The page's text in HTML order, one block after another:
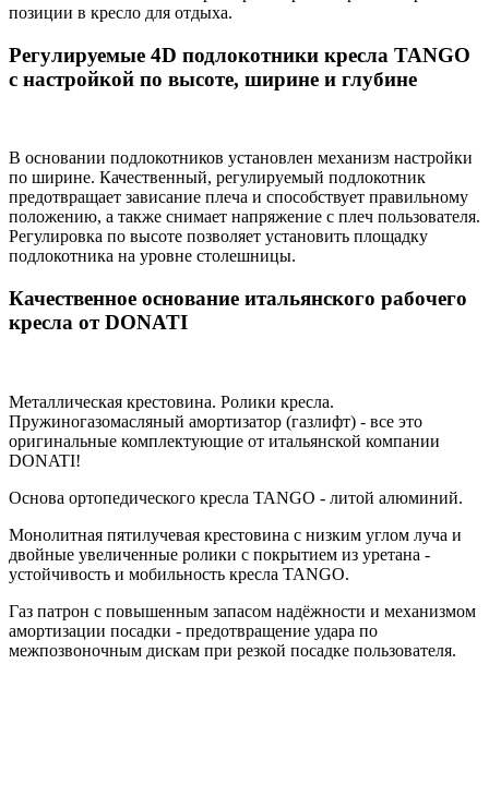
позиции в кресло для отдыха.
Регулируемые 4D подлокотники кресла TANGO
с настройкой по высоте, ширине и глубине
В основании подлокотников установлен механизм настройки
по ширине. Качественный, регулируемый подлокотник
предотвращает зависание плеча и способствует правильному
положению, а также снимает напряжение с плеч пользователя.
Регулировка по высоте позволяет установить площадку
подлокотника на уровне столешницы.
Качественное основание итальянского рабочего
кресла от DONATI
Металлическая крестовина. Ролики кресла.
Пружиногазомасляный амортизатор (газлифт) - все это
оригинальные комплектующие от итальянской компании
DONATI!
Основа ортопедического кресла TANGO - литой алюминий.
Монолитная пятилучевая крестовина с низким углом луча и
двойные увеличенные ролики с покрытием из уретана -
устойчивость и мобильность кресла TANGO.
Газ патрон с повышенным запасом надёжности и механизмом
амортизации посадки - предотвращение удара по
межпозвоночным дискам при резкой посадке пользователя.